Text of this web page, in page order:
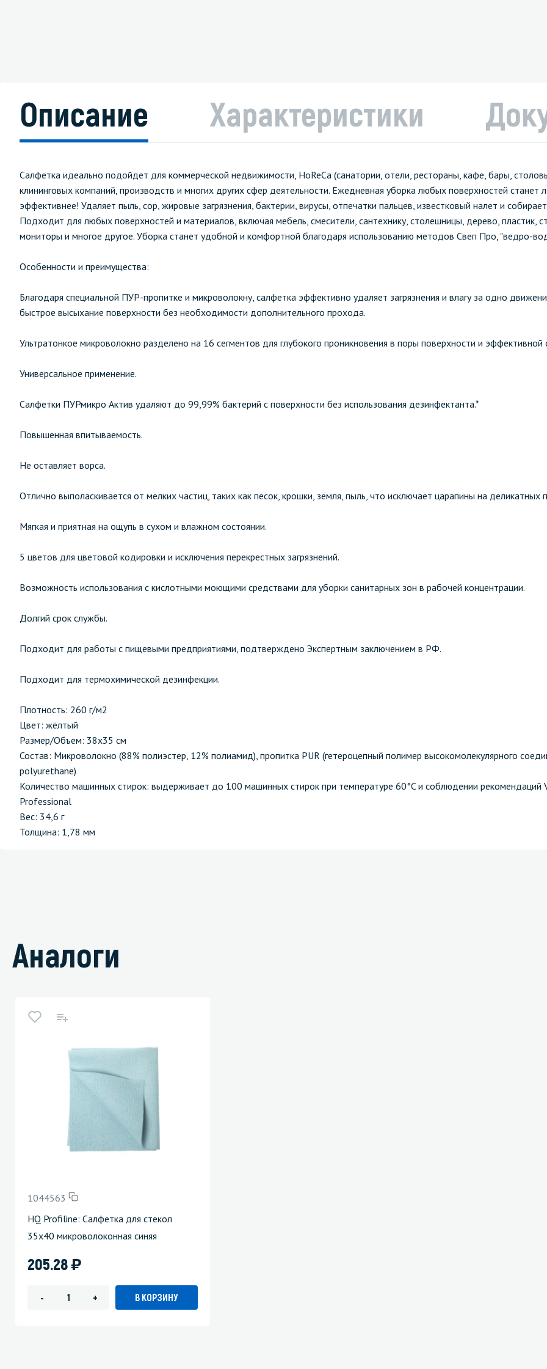
Описание Характеристики
Салфетка идеально подойдет для коммерческой недвижимости, HoReCa (санатории, отели, рестораны, кафе, бары,
клининговых компаний, производств и многих других сфер деятельности. Ежедневная уборка любых поверхностей станет
эффективнее! Удаляет пыль, сор, жировые загрязнения, бактерии, вирусы, отпечатки пальцев, известковый налет и собирает
Подходит для любых поверхностей и материалов, включая мебель, смесители, сантехнику, столешницы, дерево, пластик,
мониторы и многое другое. Уборка станет удобной и комфортной благодаря использованию методов Свеп Про, "ведро-
Особенности и преимущества:
Благодаря специальной ПУР-пропитке и микроволокну, салфетка эффективно удаляет загрязнения и влагу за одно
быстрое высыхание поверхности без необходимости дополнительного прохода.
Ультратонкое микроволокно разделено на 16 сегментов для глубокого проникновения в поры поверхности и эффективной
Универсальное применение.
Салфетки ПУРмикро Актив удаляют до 99,99% бактерий с поверхности без использования дезинфектанта.*
Повышенная впитываемость.
Не оставляет ворса.
Отлично выполаскивается от мелких частиц, таких как песок, крошки, земля, пыль, что исключает царапины на деликатных
Мягкая и приятная на ощупь в сухом и влажном состоянии.
5 цветов для цветовой кодировки и исключения перекрестных загрязнений.
Возможность использования с кислотными моющими средствами для уборки санитарных зон в рабочей концентрации.
Долгий срок службы.
Подходит для работы с пищевыми предприятиями, подтверждено Экспертным заключением в РФ.
Подходит для термохимической дезинфекции.
Плотность: 260 г/м2
Цвет: жёлтый
Размер/Объем: 38х35 см
Состав: Микроволокно (88% полиэстер, 12% полиамид), пропитка PUR (гетероцепный полимер высокомолекулярного
polyurethane)
Количество машинных стирок: выдерживает до 100 машинных стирок при температуре 60°C и соблюдении рекомендаций
Professional
Вес: 34,6 г
Толщина: 1,78 мм
Аналоги
1044563
HQ Profiline: Салфетка для стекол
35х40 микроволоконная синяя
205.28)
- + В КОРЗИНУ